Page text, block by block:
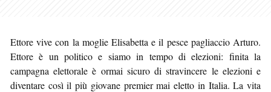
Ettore vive con la moglie Elisabetta e il pesce pagliaccio Arturo.
Ettore è un politico e siamo in tempo di elezioni: finita la
campagna elettorale è ormai sicuro di stravincere le elezioni e
diventare così il più giovane premier mai eletto in Italia. La vita